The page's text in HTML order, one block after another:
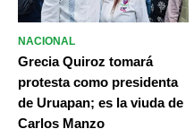
NACIONAL
Grecia Quiroz tomará
protesta como presidenta
de Uruapan; es la viuda de
Carlos Manzo